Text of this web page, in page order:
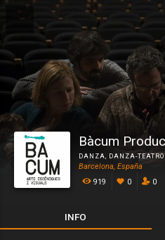
Bàcum
DANZA, DANZA-TEATRO
Barcelona, España
919
0 0
INFO